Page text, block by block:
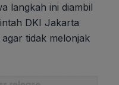
langkah ini diambil
DKI Jakarta
tidak melonjak